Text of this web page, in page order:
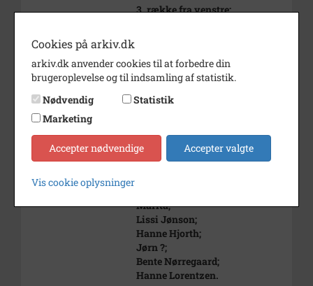
3. række fra venstre:
Bent Borg;
Jørgen Houberg Weber;
?;
Leif ? (eller muligvis Gunnar).
Forrest fra venstre:
Sita Mironas;
Ingrid Jessen;
Marita;
Lissi Jønson;
Hanne Hjorth;
Jørn ?;
Bente Nørregaard;
Hanne Lorentzen.
Cookies på arkiv.dk
arkiv.dk anvender cookies til at forbedre din
brugeroplevelse og til indsamling af statistik.
Nødvendig
Statistik
Marketing
Accepter nødvendige Accepter valgte
Vis cookie oplysninger